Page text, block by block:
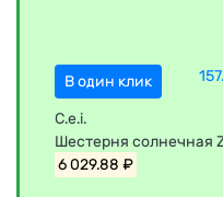
В один клик
C.e.i.
Шестерня солнечная
6 029.88 ₽